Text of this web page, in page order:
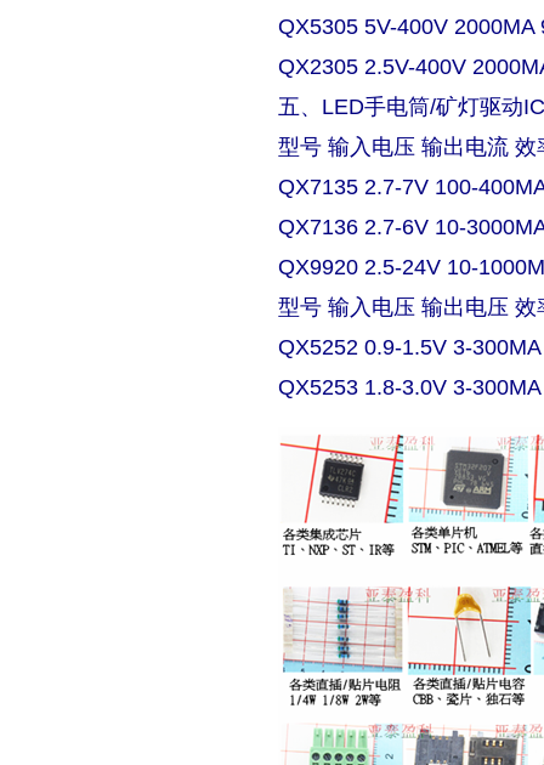
QX5305 5V-400V 2000MA
QX2305 2.5V-400V
五、LED手电筒/矿灯驱动
型号 输入电压 输出电流 效
QX7135 2.7-7V 100-
QX7136 2.7-6V 10-
QX9920 2.5-24V 10-
型号 输入电压 输出电压 效
QX5252 0.9-1.5V 3-
QX5253 1.8-3.0V 3-